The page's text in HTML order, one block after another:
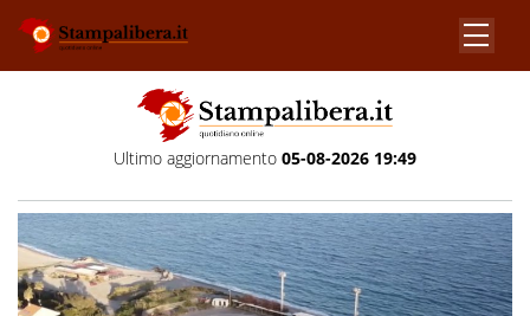
Ultimo aggiornamento 05-08-2026 19:49